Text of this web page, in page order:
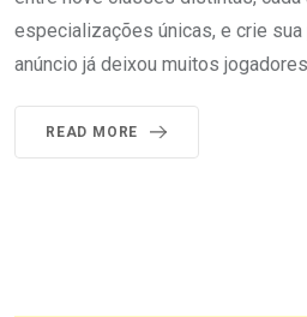
especializações únicas, e crie sua
anúncio já deixou muitos
READ MORE